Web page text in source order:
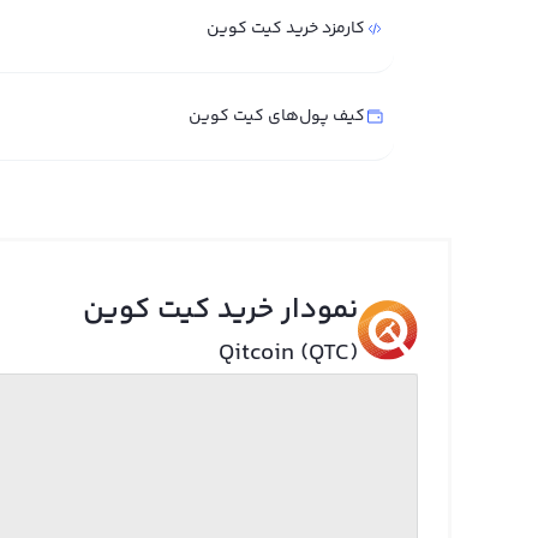
کارمزد خرید کیت کوین
کیف پول‌های کیت کوین
نمودار خرید کیت کوین
Qitcoin (QTC)